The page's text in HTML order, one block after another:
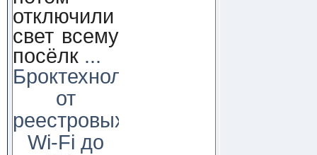
отключили
свет всему
посёлк ...
Броктехнолоджи:
от
реестровых
Wi-Fi до